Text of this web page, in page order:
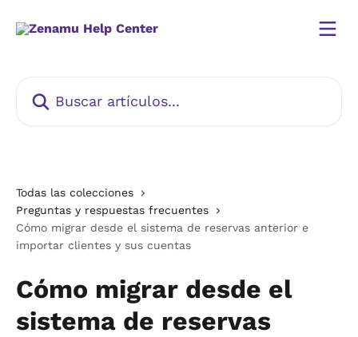
Todas las colecciones
Preguntas y respuestas frecuentes
Cómo migrar desde el sistema de reservas anterior e
importar clientes y sus cuentas
Cómo migrar desde el
sistema de reservas